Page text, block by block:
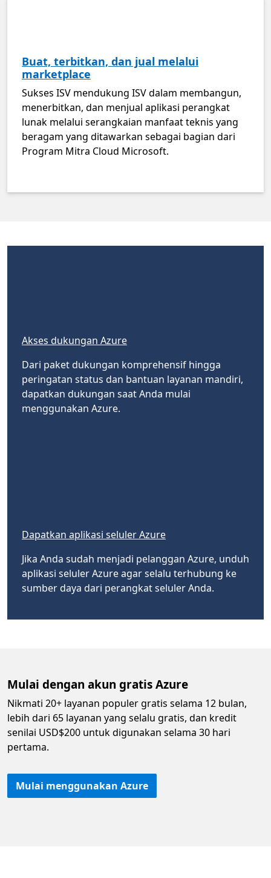
Buat, terbitkan, dan jual melalui
marketplace
Sukses ISV mendukung ISV dalam membangun,
menerbitkan, dan menjual aplikasi perangkat
lunak melalui serangkaian manfaat teknis yang
beragam yang ditawarkan sebagai bagian dari
Program Mitra Cloud Microsoft.
Akses dukungan Azure
Dari paket dukungan komprehensif hingga
peringatan status dan bantuan layanan mandiri,
dapatkan dukungan saat Anda mulai
menggunakan Azure.
Dapatkan aplikasi seluler Azure
Jika Anda sudah menjadi pelanggan Azure, unduh
aplikasi seluler Azure agar selalu terhubung ke
sumber daya dari perangkat seluler Anda.
Mulai dengan akun gratis Azure
Nikmati 20+ layanan populer gratis selama 12 bulan,
lebih dari 65 layanan yang selalu gratis, dan kredit
senilai USD$200 untuk digunakan selama 30 hari
pertama.
Mulai menggunakan Azure